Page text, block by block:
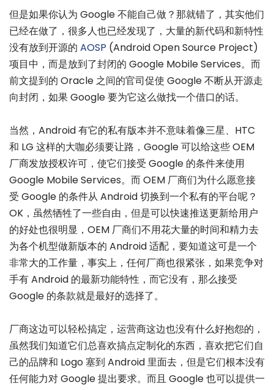
但是如果你认为 Google 不能自己做？那就错了，其实他们
已经在做了，很多人也已经发现了，大量的新代码和新特性
没有放到开源的 AOSP (Android Open Source Project)
项目中，而是放到了封闭的 Google Mobile Services。而
前文提到的 Oracle 之间的官司促使 Google 不断从开源走
向封闭，如果 Google 要为它这么做找一个借口的话。
当然，Android 有它的私有版本并不意味着像三星、HTC
和 LG 这样的大咖必须要让路，Google 可以给这些 OEM
厂商发放授权许可，使它们接受 Google 的条件来使用
Google Mobile Services。而 OEM 厂商们为什么愿意接
受 Google 的条件从 Android 切换到一个私有的平台呢？
OK，虽然牺牲了一些自由，但是可以快速推送更新给用户
的好处也很明显，OEM 厂商们不用花大量的时间和精力去
为各个机型做新版本的 Android 适配，要知道这可是一个
非常大的工作量，事实上，任何厂商也很紧张，如果竞争对
手有 Android 的最新功能特性，而它没有，那么接受
Google 的条款就是最好的选择了。
厂商这边可以轻松搞定，运营商这边也没有什么好抱怨的，
虽然我们知道它们总喜欢搞点定制化的东西，喜欢把它们自
己的品牌和 Logo 塞到 Android 里面去，但是它们根本没有
任何能力对 Google 提出要求。而且 Google 也可以提供一